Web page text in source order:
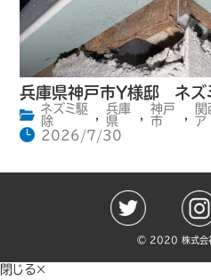
兵庫県神戸市Y様邸 ネズ
ネズミ駆
除
,
兵庫
県
,
神戸
市
,
関
ア
2026/7/30
©️ 2020 株式会
閉じる×